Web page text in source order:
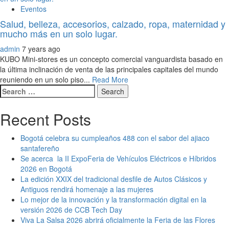
Eventos
Salud, belleza, accesorios, calzado, ropa, maternidad y
mucho más en un solo lugar.
admin 7 years ago
KUBO Mini-stores es un concepto comercial vanguardista basado en
la última inclinación de venta de las principales capitales del mundo
reuniendo en un solo piso... Read More
Search
for:
Recent Posts
Bogotá celebra su cumpleaños 488 con el sabor del ajiaco
santafereño
Se acerca la II ExpoFeria de Vehículos Eléctricos e Híbridos
2026 en Bogotá
La edición XXIX del tradicional desfile de Autos Clásicos y
Antiguos rendirá homenaje a las mujeres
Lo mejor de la innovación y la transformación digital en la
versión 2026 de CCB Tech Day
Viva La Salsa 2026 abrirá oficialmente la Feria de las Flores